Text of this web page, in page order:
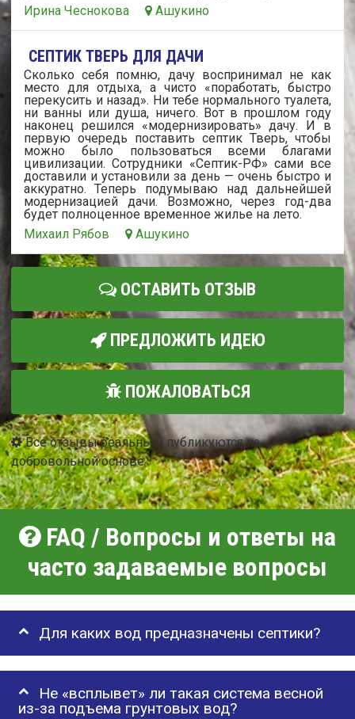
Ирина Чеснокова
Ашукино
СЕПТИК ТВЕРЬ ДЛЯ ДАЧИ
Сколько себя помню, дачу воспринимал не как
место для отдыха, а чисто «поработать, быстро
перекусить и назад». Ни тебе нормального туалета,
ни ванны или душа, ничего. Вот в прошлом году
наконец решился «модернизировать» дачу. И в
первую очередь поставить септик Тверь, чтобы
можно было пользоваться всеми благами
цивилизации. Сотрудники «Септик-РФ» сами все
доставили и установили за день — очень быстро и
аккуратно. Теперь подумываю над дальнейшей
модернизацией дачи. Возможно, через год-два
будет полноценное временное жилье на лето.
Михаил Рябов
Ашукино
ОСТАВИТЬ ОТЗЫВ
ПРЕДЛОЖИТЬ ИДЕЮ
ПОЖАЛОВАТЬСЯ
Все отзывы реальны и публикуются на
добровольной основе
FAQ / Вопросы и ответы на
часто задаваемые вопросы
Для каких вод предназначены септики?
Не «всплывет» ли такая система весной
из-за подъема грунтовых вод?